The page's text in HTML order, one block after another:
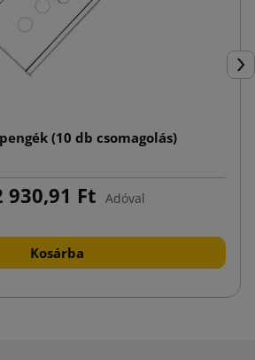
pengék (10 db csomagolás)
930,91 Ft Adóval
Kosárba